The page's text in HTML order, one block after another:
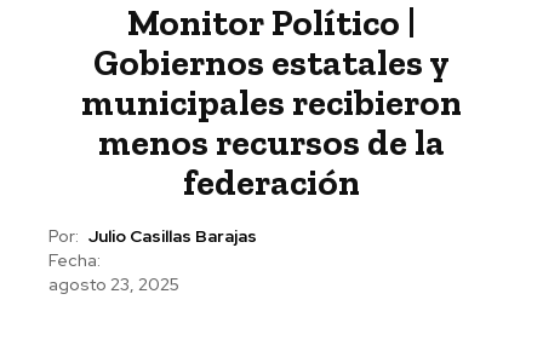
Monitor Político |
Gobiernos estatales y
municipales recibieron
menos recursos de la
federación
Por: Julio Casillas Barajas
Fecha:
agosto 23, 2025